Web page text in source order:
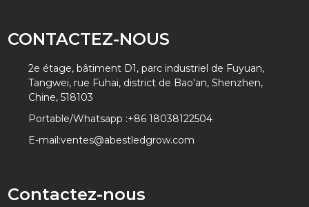
CONTACTEZ-NOUS
2e étage, bâtiment D1, parc industriel de Fuyuan,
Tangwei, rue Fuhai, district de Bao'an, Shenzhen,
Chine, 518103
Portable/Whatsapp :+86 18038122504
E-mail:ventes@abestledgrow.com
Contactez-nous